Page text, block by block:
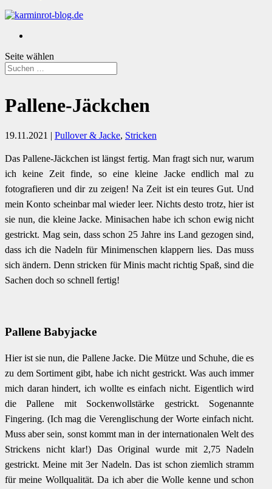
Seite wählen
Pallene-Jäckchen
19.11.2021 | Pullover & Jacke, Stricken
Das Pallene-Jäckchen ist längst fertig. Man fragt sich nur, warum
ich keine Zeit finde, so eine kleine Jacke endlich mal zu
fotografieren und dir zu zeigen! Na Zeit ist ein teures Gut. Und
mein Konto scheinbar mal wieder leer. Nichts desto trotz, hier ist
sie nun, die kleine Jacke. Minisachen habe ich schon ewig nicht
gestrickt. Mag sein, dass schon 25 Jahre ins Land gezogen sind,
dass ich die Nadeln für Minimenschen klappern lies. Das muss
sich ändern. Denn stricken für Minis macht richtig Spaß, sind die
Sachen doch so schnell fertig!
Pallene Babyjacke
Hier ist sie nun, die Pallene Jacke. Die Mütze und Schuhe, die es
zu dem Sortiment gibt, habe ich nicht gestrickt. Was auch immer
mich daran hindert, ich wollte es einfach nicht. Eigentlich wird
die Pallene mit Sockenwollstärke gestrickt. Sogenannte
Fingering. (Ich mag die Verenglischung der Worte einfach nicht.
Muss aber sein, sonst kommt man in der internationalen Welt des
Strickens nicht klar!) Das Original wurde mit 2,75 Nadeln
gestrickt. Meine mit 3er Nadeln. Das ist schon ziemlich stramm
für meine Wollqualität. Da ich aber die Wolle kenne und schon